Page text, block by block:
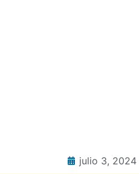
julio 3, 2024